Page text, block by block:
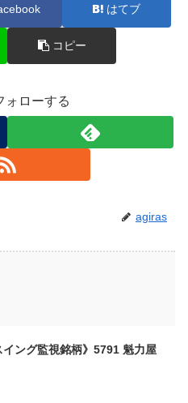
はてブ
コピー
ォローする
agiras
イング監視銘柄》5791 魁力屋